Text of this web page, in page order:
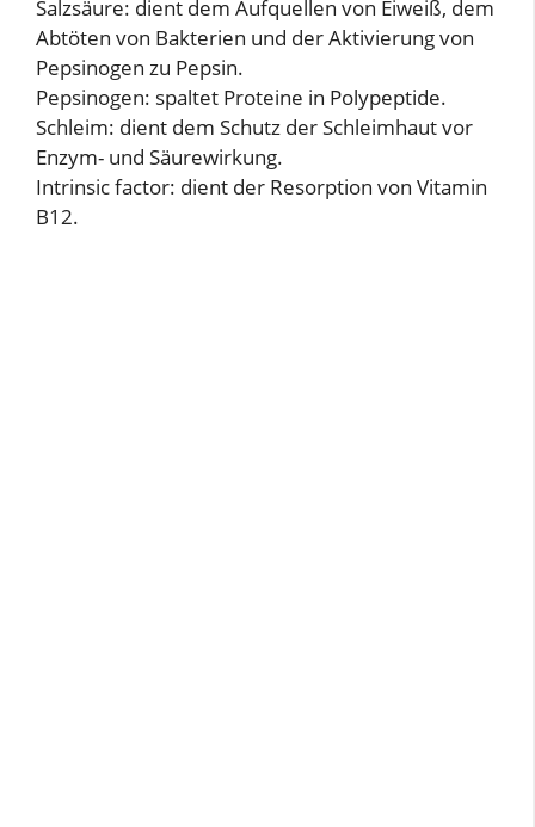
Salzsäure: dient dem Aufquellen von Eiweiß, dem
Abtöten von Bakterien und der Aktivierung von
Pepsinogen zu Pepsin.
Pepsinogen: spaltet Proteine in Polypeptide.
Schleim: dient dem Schutz der Schleimhaut vor
Enzym- und Säurewirkung.
Intrinsic factor: dient der Resorption von Vitamin
B12.